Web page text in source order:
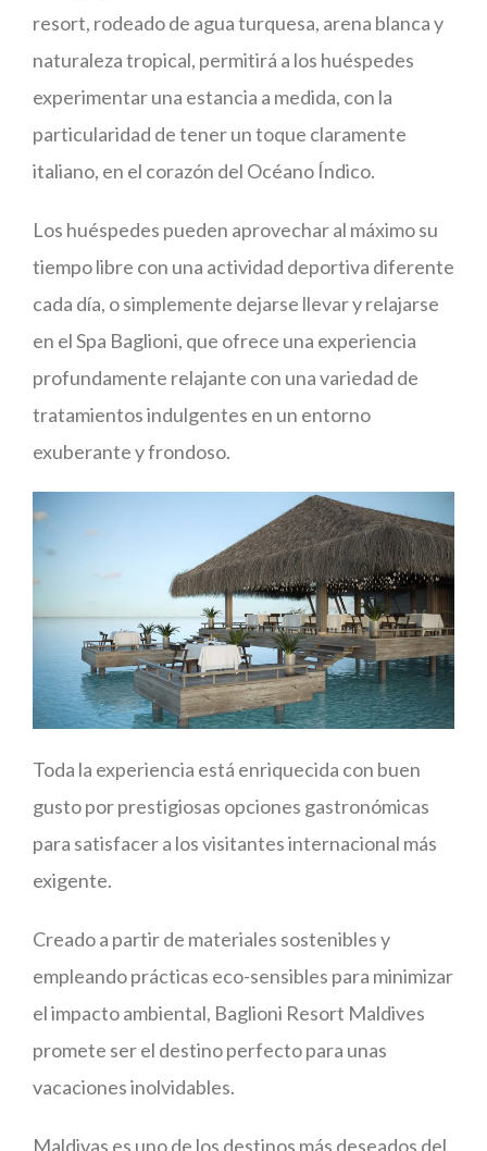
resort, rodeado de agua turquesa, arena blanca y
naturaleza tropical, permitirá a los huéspedes
experimentar una estancia a medida, con la
particularidad de tener un toque claramente
italiano, en el corazón del Océano Índico.
Los huéspedes pueden aprovechar al máximo su
tiempo libre con una actividad deportiva diferente
cada día, o simplemente dejarse llevar y relajarse
en el Spa Baglioni, que ofrece una experiencia
profundamente relajante con una variedad de
tratamientos indulgentes en un entorno
exuberante y frondoso.
Toda la experiencia está enriquecida con buen
gusto por prestigiosas opciones gastronómicas
para satisfacer a los visitantes internacional más
exigente.
Creado a partir de materiales sostenibles y
empleando prácticas eco-sensibles para minimizar
el impacto ambiental, Baglioni Resort Maldives
promete ser el destino perfecto para unas
vacaciones inolvidables.
Maldivas es uno de los destinos más deseados del